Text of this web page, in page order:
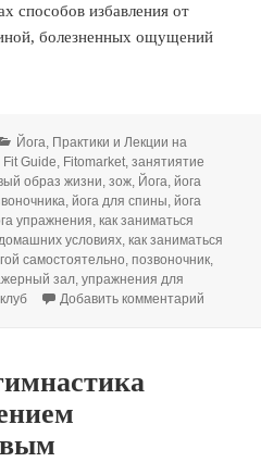
способов избавления от
болезненных ощущений
Рубрики
Йога, Практики и Лекции на
Метки
Fit Guide, Fitomarket,занятиятие
образ жизни,зож, Йога,йога
,йога для спины,йога
упражнения,как заниматься
условиях,как заниматься
самостоятельно,позвоночник,
зал,упражнения для
Добавить комментарий